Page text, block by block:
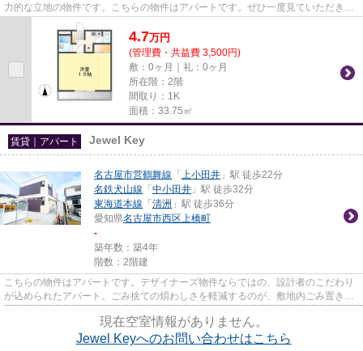
力的な立地の物件です。こちらの物件はアパートです。ぜひ一度見ていただきた
い、「Forest」です。なご家お...
4.7万円
(管理費・共益費 3,500円)
敷：0ヶ月｜礼：0ヶ月
所在階：2階
間取り：1K
面積：33.75㎡
賃貸｜アパート Jewel Key
名古屋市営鶴舞線 「 上小田井 」駅 徒歩22分
名鉄犬山線 「 中小田井 」駅 徒歩32分
東海道本線 「 清洲 」駅 徒歩36分
愛知県名古屋市西区上橋町
-
築年数：築4年
階数：2階建
こちらの物件はアパートです。デザイナーズ物件ならではの、設計者のこだわり
が込められたアパート。ごみ捨ての煩わしさを軽減するのが、敷地内ごみ置き場
現在空室情報がありません。
Jewel Keyへのお問い合わせはこちら